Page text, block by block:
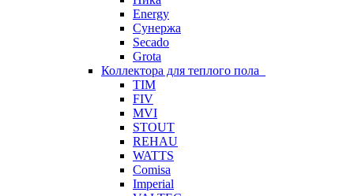
Energy
Сунержа
Secado
Grota
Коллектора для теплого пола
TIM
FIV
MVI
STOUT
REHAU
WATTS
Comisa
Imperial